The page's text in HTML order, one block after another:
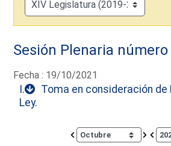
Sesión Plenaria número
Fecha : 19/10/2021
I.
Toma en consideración
Ley.
Calendar io de